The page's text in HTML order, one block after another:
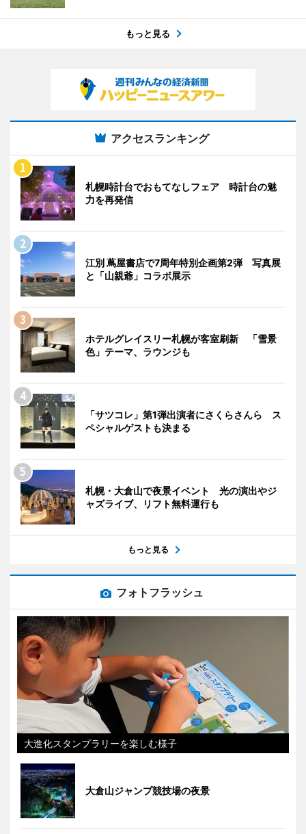
もっと見る
アクセスランキング
札幌時計台でおもてなしフェア 時計台の魅
力を再発信
江別 蔦屋書店で7周年特別企画第2弾 写真展
と「山親爺」コラボ展示
ホテルグレイスリー札幌が客室刷新 「雪景
色」テーマ、ラウンジも
「サツコレ」第1弾出演者にさくらさんら ス
ペシャルゲストも決まる
札幌・大倉山で夜景イベント 光の演出やジ
ャズライブ、リフト無料運行も
もっと見る
フォトフラッシュ
大進化スタンプラリーを楽しむ様子
大倉山ジャンプ競技場の夜景